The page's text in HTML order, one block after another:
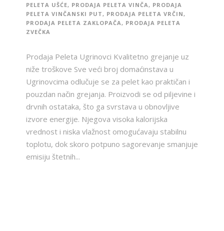
PELETA UŠĆE, PRODAJA PELETA VINČA , PRODAJA
PELETA VINČANSKI PUT , PRODAJA PELETA VRČIN ,
PRODAJA PELETA ZAKLOPAČA , PRODAJA PELETA
ZVEČKA
Prodaja Peleta Ugrinovci Kvalitetno grejanje uz
niže troškove Sve veći broj domaćinstava u
Ugrinovcima odlučuje se za pelet kao praktičan i
pouzdan način grejanja. Proizvodi se od piljevine i
drvnih ostataka, što ga svrstava u obnovljive
izvore energije. Njegova visoka kalorijska
vrednost i niska vlažnost omogućavaju stabilnu
toplotu, dok skoro potpuno sagorevanje smanjuje
emisiju štetnih...